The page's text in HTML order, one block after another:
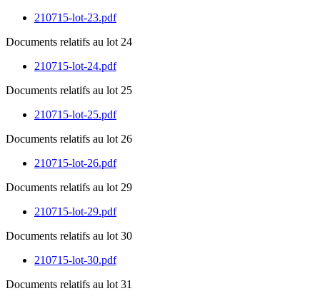
210715-lot-23.pdf
Documents relatifs au lot 24
210715-lot-24.pdf
Documents relatifs au lot 25
210715-lot-25.pdf
Documents relatifs au lot 26
210715-lot-26.pdf
Documents relatifs au lot 29
210715-lot-29.pdf
Documents relatifs au lot 30
210715-lot-30.pdf
Documents relatifs au lot 31